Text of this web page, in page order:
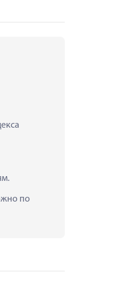
по